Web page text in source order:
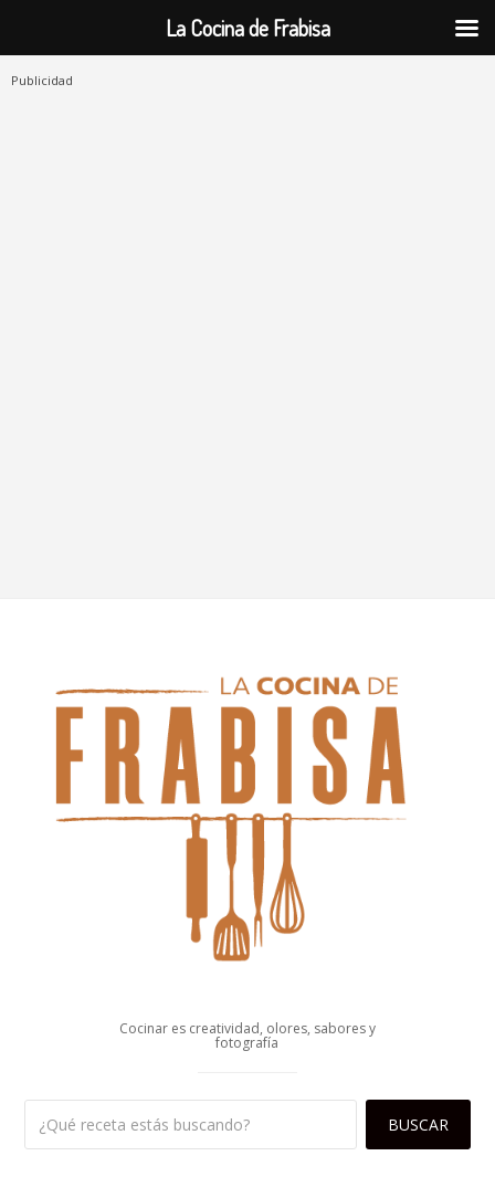
Publicidad
Cocinar es creatividad, olores, sabores y
fotografía
La Cocina de Frabisa